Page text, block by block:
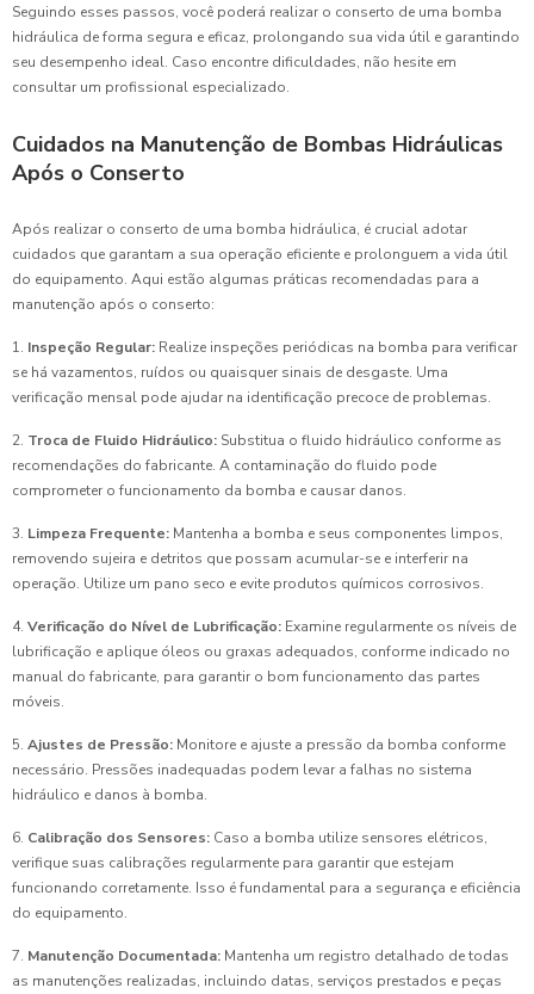
Seguindo esses passos, você poderá realizar o conserto de uma bomba
hidráulica de forma segura e eficaz, prolongando sua vida útil e garantindo
seu desempenho ideal. Caso encontre dificuldades, não hesite em
consultar um profissional especializado.
Cuidados na Manutenção de Bombas Hidráulicas
Após o Conserto
Após realizar o conserto de uma bomba hidráulica, é crucial adotar
cuidados que garantam a sua operação eficiente e prolonguem a vida útil
do equipamento. Aqui estão algumas práticas recomendadas para a
manutenção após o conserto:
1. Inspeção Regular: Realize inspeções periódicas na bomba para verificar
se há vazamentos, ruídos ou quaisquer sinais de desgaste. Uma
verificação mensal pode ajudar na identificação precoce de problemas.
2. Troca de Fluido Hidráulico: Substitua o fluido hidráulico conforme as
recomendações do fabricante. A contaminação do fluido pode
comprometer o funcionamento da bomba e causar danos.
3. Limpeza Frequente: Mantenha a bomba e seus componentes limpos,
removendo sujeira e detritos que possam acumular-se e interferir na
operação. Utilize um pano seco e evite produtos químicos corrosivos.
4. Verificação do Nível de Lubrificação: Examine regularmente os níveis de
lubrificação e aplique óleos ou graxas adequados, conforme indicado no
manual do fabricante, para garantir o bom funcionamento das partes
móveis.
5. Ajustes de Pressão: Monitore e ajuste a pressão da bomba conforme
necessário. Pressões inadequadas podem levar a falhas no sistema
hidráulico e danos à bomba.
6. Calibração dos Sensores: Caso a bomba utilize sensores elétricos,
verifique suas calibrações regularmente para garantir que estejam
funcionando corretamente. Isso é fundamental para a segurança e eficiência
do equipamento.
7. Manutenção Documentada: Mantenha um registro detalhado de todas
as manutenções realizadas, incluindo datas, serviços prestados e peças